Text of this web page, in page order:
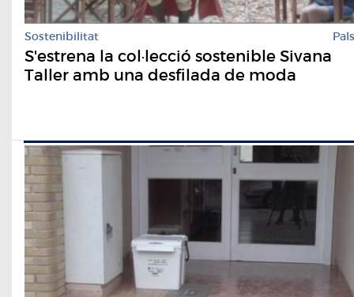
Sostenibilitat Pals
S'estrena la col·lecció sostenible Sivana
Taller amb una desfilada de moda